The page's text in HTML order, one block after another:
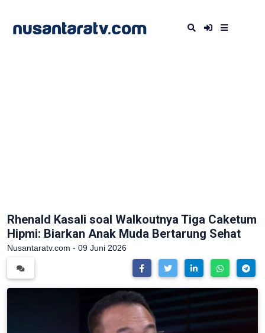
Rhenald Kasali soal Walkoutnya Tiga Caketum
Hipmi: Biarkan Anak Muda Bertarung Sehat
Nusantaratv.com - 09 Juni 2026